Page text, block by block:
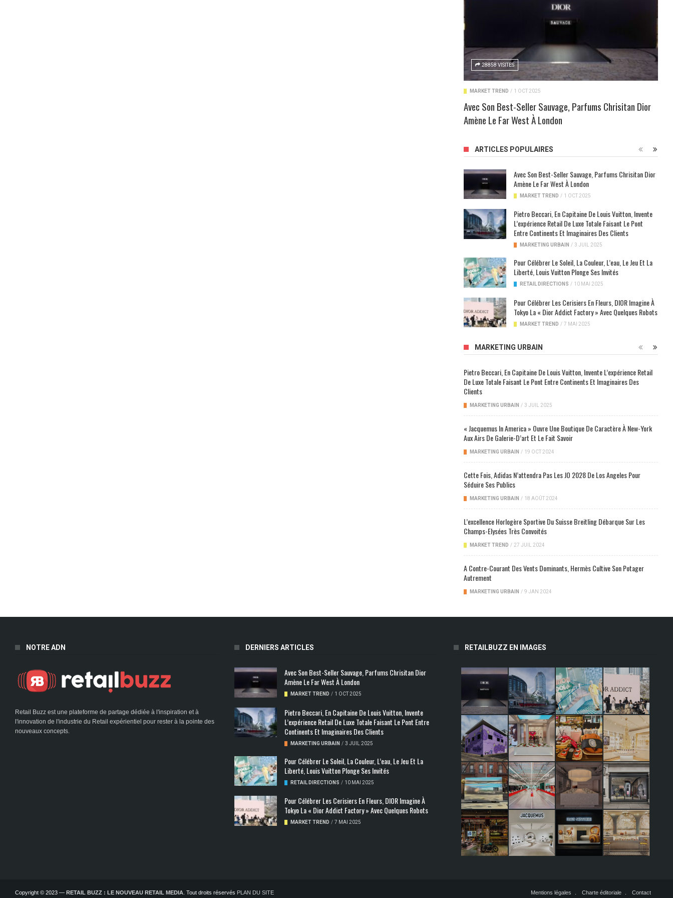
28858 VISITES
MARKET TREND / 1 OCT 2025
Avec Son Best-Seller Sauvage, Parfums Chrisitan Dior
Amène Le Far West À London
ARTICLES POPULAIRES
Avec Son Best-Seller Sauvage, Parfums Chrisitan Dior
Amène Le Far West À London
MARKET TREND / 1 OCT 2025
Pietro Beccari, En Capitaine De Louis Vuitton, Invente
L’expérience Retail De Luxe Totale Faisant Le Pont
Entre Continents Et Imaginaires Des Clients
MARKETING URBAIN / 3 JUIL 2025
Pour Célébrer Le Soleil, La Couleur, L’eau, Le Jeu Et La
Liberté, Louis Vuitton Plonge Ses Invités
RETAIL DIRECTIONS / 10 MAI 2025
Pour Célébrer Les Cerisiers En Fleurs, DIOR Imagine À
Tokyo La « Dior Addict Factory » Avec Quelques Robots
MARKET TREND / 7 MAI 2025
MARKETING URBAIN
Pietro Beccari, En Capitaine De Louis Vuitton, Invente L’expérience Retail
De Luxe Totale Faisant Le Pont Entre Continents Et Imaginaires Des
Clients
MARKETING URBAIN / 3 JUIL 2025
« Jacquemus In America » Ouvre Une Boutique De Caractère À New-York
Aux Airs De Galerie-D’art Et Le Fait Savoir
MARKETING URBAIN / 19 OCT 2024
Cette Fois, Adidas N’attendra Pas Les JO 2028 De Los Angeles Pour
Séduire Ses Publics
MARKETING URBAIN / 18 AOÛT 2024
L’excellence Horlogère Sportive Du Suisse Breitling Débarque Sur Les
Champs-Elysées Très Convoités
MARKET TREND / 27 JUIL 2024
A Contre-Courant Des Vents Dominants, Hermès Cultive Son Potager
Autrement
MARKETING URBAIN / 9 JAN 2024
NOTRE ADN
Retail Buzz est une plateforme de partage dédiée à l'inspiration et à
l'innovation de l'industrie du Retail expérientiel pour rester à la pointe des
nouveaux concepts.
DERNIERS ARTICLES
Avec Son Best-Seller Sauvage, Parfums Chrisitan Dior
Amène Le Far West À London
MARKET TREND / 1 OCT 2025
Pietro Beccari, En Capitaine De Louis Vuitton, Invente
L’expérience Retail De Luxe Totale Faisant Le Pont Entre
Continents Et Imaginaires Des Clients
MARKETING URBAIN / 3 JUIL 2025
Pour Célébrer Le Soleil, La Couleur, L’eau, Le Jeu Et La
Liberté, Louis Vuitton Plonge Ses Invités
RETAIL DIRECTIONS / 10 MAI 2025
Pour Célébrer Les Cerisiers En Fleurs, DIOR Imagine À
Tokyo La « Dior Addict Factory » Avec Quelques Robots
MARKET TREND / 7 MAI 2025
RETAILBUZZ EN IMAGES
Copyright © 2023 — RETAIL BUZZ : LE NOUVEAU RETAIL MEDIA. Tout droits réservés PLAN DU SITE Mentions légales Charte éditoriale Contact